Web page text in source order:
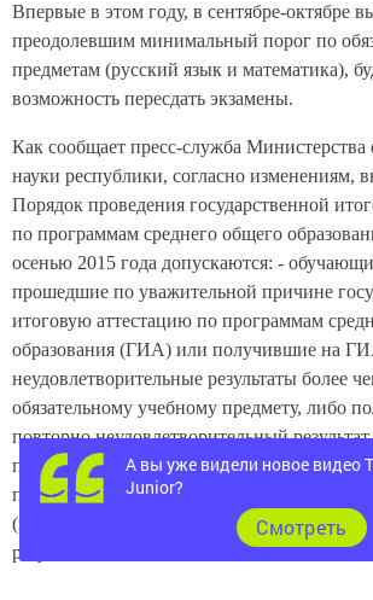
Впервые в этом году, в сентябре-октябре
преодолевшим минимальный порог по
предметам (русский язык и математика),
возможность пересдать экзамены.
Как сообщает пресс-служба Министерства
науки республики, согласно изменениям,
Порядок проведения государственной
по программам среднего общего
осенью 2015 года допускаются: -
прошедшие по уважительной причине
итоговую аттестацию по программам
образования (ГИА) или получившие на
неудовлетворительные результаты более
обязательному учебному предмету, либо
повторно неудовлетворительный
предметов на ГИА в дополнительные
прошлых лет, изъявившие желание
(или) математику (профильный уровень)
результатов.
А вы уже видели новое видео
Junior?
Cмотреть